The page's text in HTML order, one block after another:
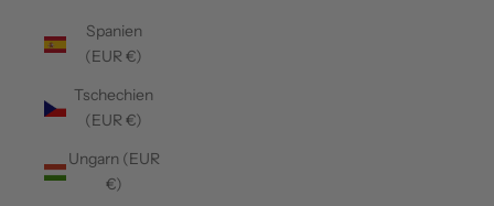
Spanien
(EUR €)
Tschechien
(EUR €)
Ungarn (EUR
€)